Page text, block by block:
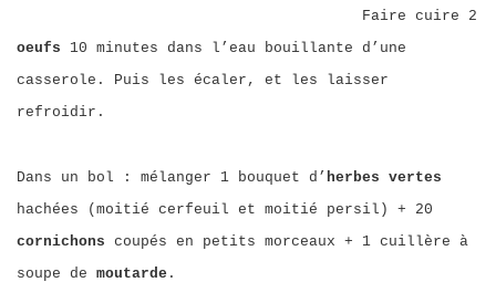
Faire cuire 2
oeufs 10 minutes dans l’eau bouillante d’une
casserole. Puis les écaler, et les laisser
refroidir.
Dans un bol : mélanger 1 bouquet d’ herbes vertes
hachées (moitié cerfeuil et moitié persil) + 20
cornichons coupés en petits morceaux + 1 cuillère à
soupe de moutarde .